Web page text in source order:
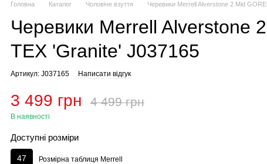
Головна Каталог Чоловіче взуття Черевики Merrell Alverstone 2 Mid
Черевики Merrell Alverstone
TEX 'Granite' J037165
Артикул: J037165 Написати відгук
3 499 грн 4 499 грн
В наявності
Доступні розміри
47 Розмірна таблиця Merrell